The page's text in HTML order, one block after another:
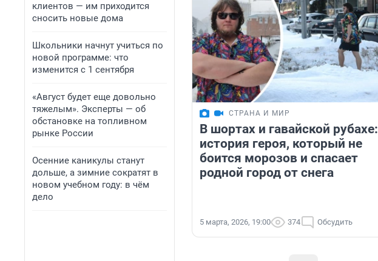
клиентов — им приходится
сносить новые дома
Школьники начнут учиться по
новой программе: что
изменится с 1 сентября
«Август будет еще довольно
тяжелым». Эксперты — об
обстановке на топливном
рынке России
Осенние каникулы станут
дольше, а зимние сократят в
новом учебном году: в чём
дело
СТРАНА И МИР
В шортах и гавайской рубахе:
история героя, который не
боится морозов и спасает
родной город от снега
5 марта, 2026, 19:00 374 Обсудить